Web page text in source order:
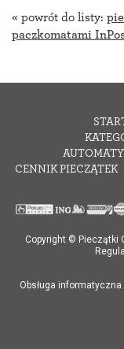
« powrót do listy:
paczkomatami
CENNIK PIECZĄTEK
Copyright © Pieczątki
Obsługa informatyczna